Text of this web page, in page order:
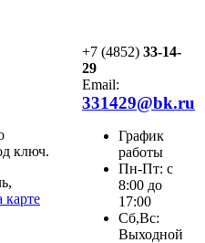
ключ.
карте
+7 (4852) 33-14-
29
Email:
331429@bk.ru
График
работы
Пн-Пт: с
8:00 до
17:00
Сб,Вс:
Выходной